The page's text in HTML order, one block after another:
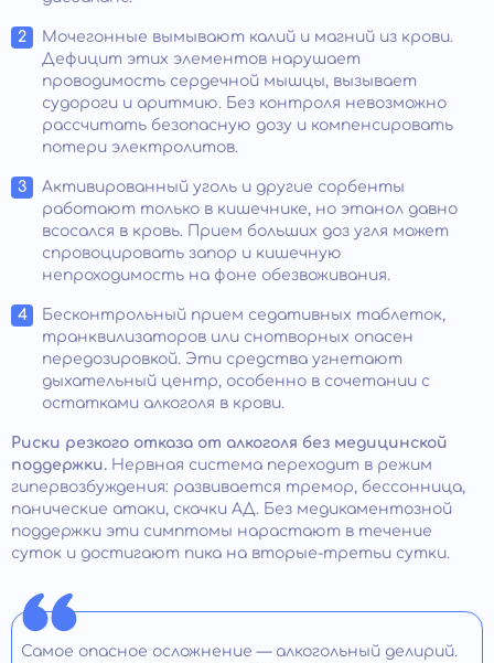
Мочегонные вымывают калий и магний из крови.
Дефицит этих элементов нарушает
проводимость сердечной мышцы, вызывает
судороги и аритмию. Без контроля невозможно
рассчитать безопасную дозу и компенсировать
потери электролитов.
Активированный уголь и другие сорбенты
работают только в кишечнике, но этанол давно
всосался в кровь. Прием больших доз угля может
спровоцировать запор и кишечную
непроходимость на фоне обезвоживания.
Бесконтрольный прием седативных таблеток,
транквилизаторов или снотворных опасен
передозировкой. Эти средства угнетают
дыхательный центр, особенно в сочетании с
остатками алкоголя в крови.
Риски резкого отказа от алкоголя без медицинской
поддержки. Нервная система переходит в режим
гипервозбуждения: развивается тремор, бессонница,
панические атаки, скачки АД. Без медикаментозной
поддержки эти симптомы нарастают в течение
суток и достигают пика на вторые-третьи сутки.
Самое опасное осложнение — алкогольный делирий.